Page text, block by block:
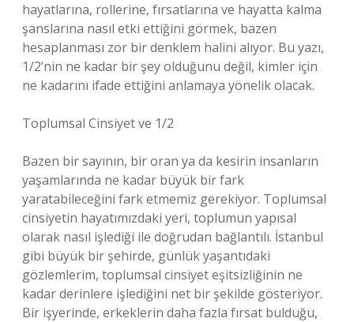
hayatlarına, rollerine, fırsatlarına ve hayatta kalma
şanslarına nasıl etki ettiğini görmek, bazen
hesaplanması zor bir denklem halini alıyor. Bu yazı,
1/2’nin ne kadar bir şey olduğunu değil, kimler için
ne kadarını ifade ettiğini anlamaya yönelik olacak.
Toplumsal Cinsiyet ve 1/2
Bazen bir sayının, bir oran ya da kesirin insanların
yaşamlarında ne kadar büyük bir fark
yaratabileceğini fark etmemiz gerekiyor. Toplumsal
cinsiyetin hayatımızdaki yeri, toplumun yapısal
olarak nasıl işlediği ile doğrudan bağlantılı. İstanbul
gibi büyük bir şehirde, günlük yaşantıdaki
gözlemlerim, toplumsal cinsiyet eşitsizliğinin ne
kadar derinlere işlediğini net bir şekilde gösteriyor.
Bir işyerinde, erkeklerin daha fazla fırsat bulduğu,